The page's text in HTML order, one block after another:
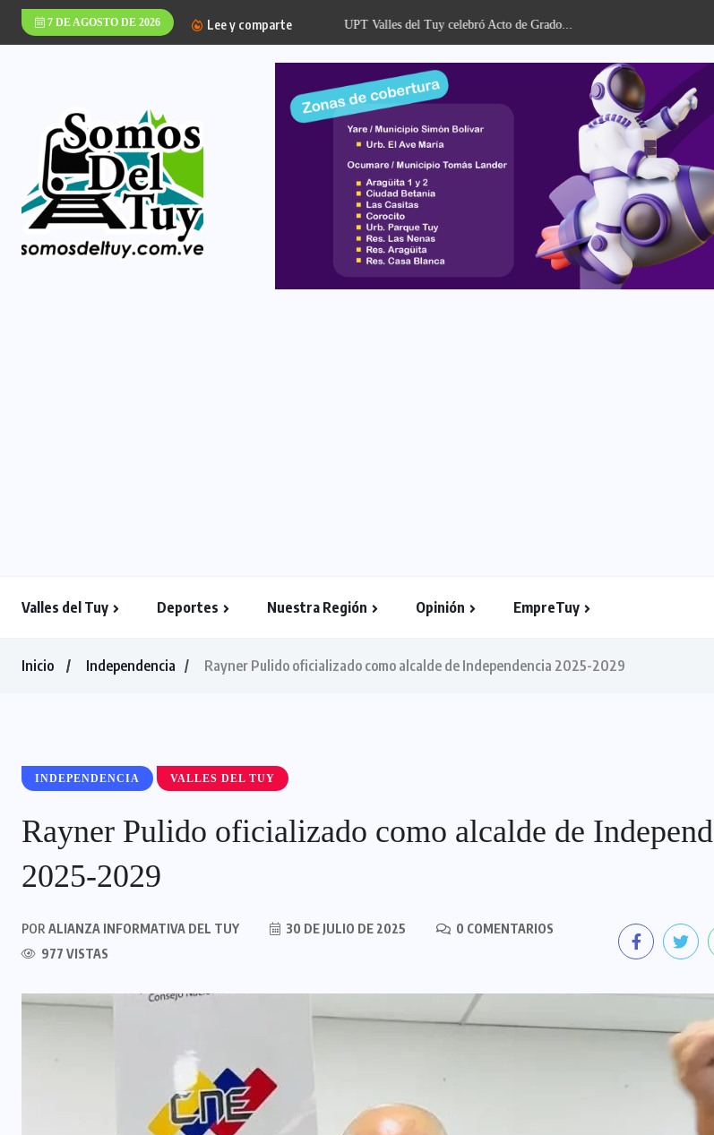
7 DE AGOSTO DE 2026 Lee y comparte UPT Valles del Tuy celebró Acto de Grado...
Valles del Tuy Deportes Nuestra Región Opinión EmpreTuy
Inicio Independencia Rayner Pulido oficializado como alcalde de Independencia 2025-2029
INDEPENDENCIA VALLES DEL TUY
Rayner Pulido oficializado como alcalde de
2025-2029
POR ALIANZA INFORMATIVA DEL TUY 30 DE JULIO DE 2025
0 COMENTARIOS
977 VISTAS